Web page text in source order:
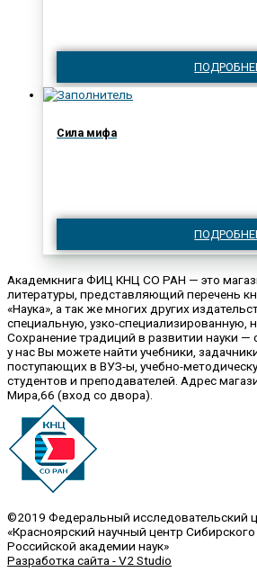
Сила мифа
Академкнига ФИЦ КНЦ СО РАН — это
литературы, представляющий перечень
«Наука», а так же многих других
специальную, узко-специализированную,
Сохранение традиций в развитии науки —
у нас Вы можете найти учебники,
поступающих в ВУЗ-ы, учебно-
студентов и преподавателей. Адрес
Мира,66 (вход со двора).
©2019 Федеральный исследовательский
«Красноярский научный центр
Российской академии наук»
Разработка сайта - V2 Studio